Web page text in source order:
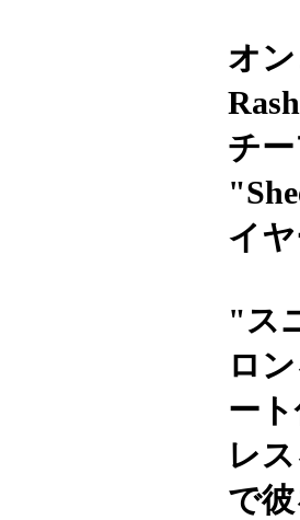
オ
チ
イ
"ス
ロ
ー
レ
で